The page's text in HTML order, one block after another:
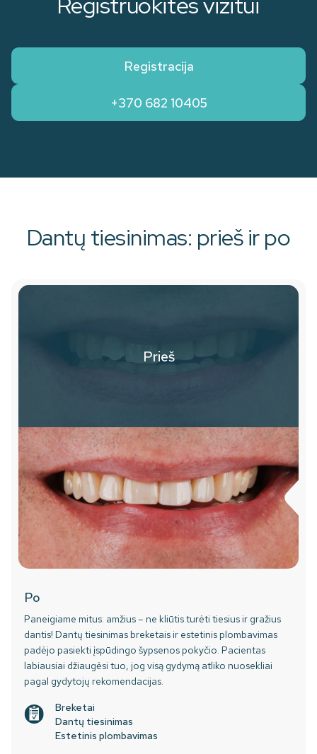
Registracija
+370 682 10405
Dantų tiesinimas: prieš ir po
Prieš
Po
Paneigiame mitus: amžius – ne kliūtis turėti tiesius ir gražius
dantis! Dantų tiesinimas breketais ir estetinis plombavimas
padėjo pasiekti įspūdingo šypsenos pokyčio. Pacientas
labiausiai džiaugėsi tuo, jog visą gydymą atliko nuosekliai
pagal gydytojų rekomendacijas.
Breketai
Dantų tiesinimas
Estetinis plombavimas